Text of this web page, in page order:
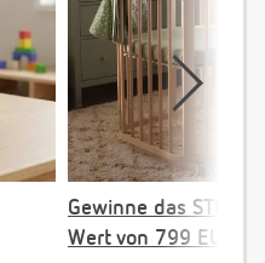
Gewinne das
Wert von 799 EUR